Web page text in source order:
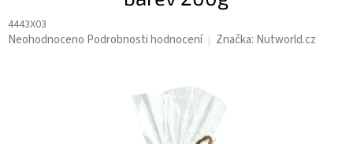
4443X03
Průměrné
Neohodnoceno Podrobnosti hodnocení Značka: Nutworld.cz